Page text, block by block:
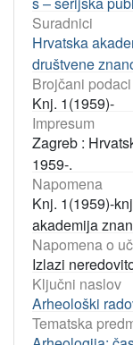
Suradnici
Hrvatska
društvene
Brojčani podaci
Knj. 1(1959)-
Impresum
Zagreb :
1959-.
Napomena
Knj. 1(1959)-
akademija
Napomena o
Izlazi
Ključni naslov
Arheološki
Tematska